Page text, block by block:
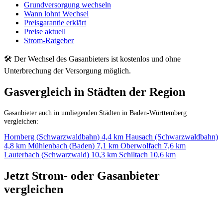
Grundversorgung wechseln
Wann lohnt Wechsel
Preisgarantie erklärt
Preise aktuell
Strom-Ratgeber
🛠 Der Wechsel des Gasanbieters ist kostenlos und ohne
Unterbrechung der Versorgung möglich.
Gasvergleich in Städten der Region
Gasanbieter auch in umliegenden Städten in Baden-Württemberg
vergleichen:
Hornberg (Schwarzwaldbahn) 4,4 km Hausach (Schwarzwaldbahn)
4,8 km Mühlenbach (Baden) 7,1 km Oberwolfach 7,6 km
Lauterbach (Schwarzwald) 10,3 km Schiltach 10,6 km
Jetzt Strom- oder Gasanbieter
vergleichen